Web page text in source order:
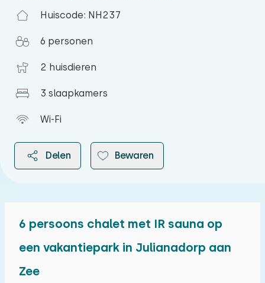
Huiscode: NH237
6 personen
2 huisdieren
3 slaapkamers
Wi-Fi
Delen Bewaren
6 persoons chalet met IR sauna op
een vakantiepark in Julianadorp aan
Zee